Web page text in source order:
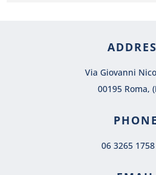
Via Giovanni
00195 Roma,
PHONE
06 3265